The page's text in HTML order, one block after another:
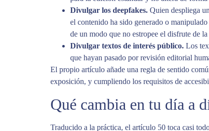
Divulgar los deepfakes. Quien despliega
el contenido ha sido generado o
de un modo que no estropee el disfrute de la
Divulgar textos de interés público. Los
que hayan pasado por revisión editorial
El propio artículo añade una regla de sentido
exposición, y cumpliendo los requisitos de
Qué cambia en tu día a
Traducido a la práctica, el artículo 50 toca casi